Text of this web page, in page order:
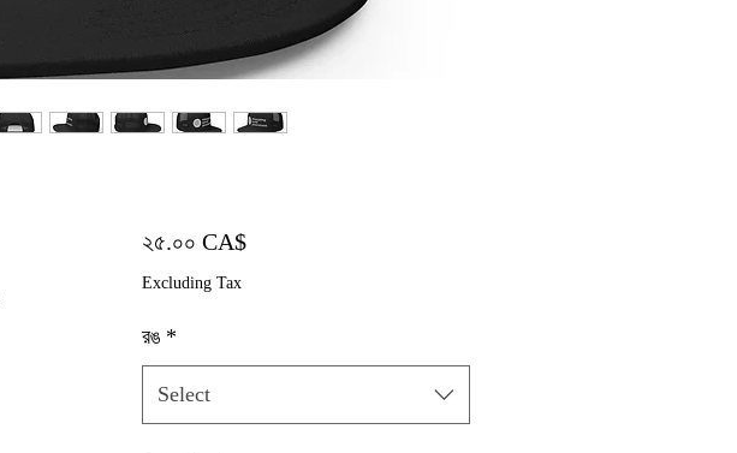
২৫.০০ CA$Price
Excluding Tax
রঙ *
Select